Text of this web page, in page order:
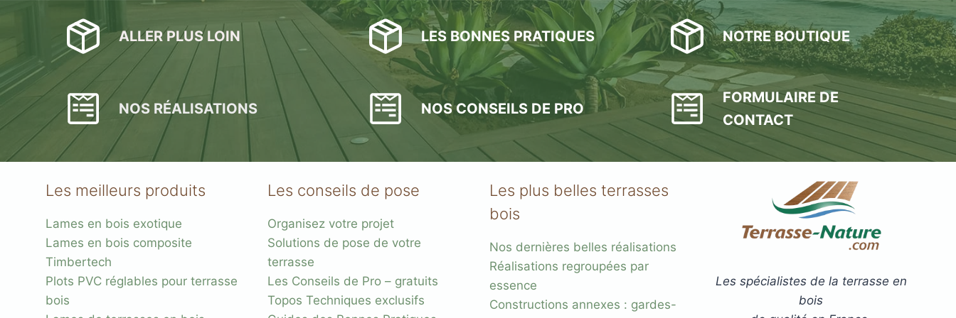
Plots réglables
incombustibles en acier
ALLER PLUS LOIN
NOS RÉALISATIONS
LES BONNES PRATIQUES
NOS CONSEILS DE PRO
NOTRE BOUTIQUE
FORMULAIRE DE
CONTACT
Les meilleurs produits
Lames en bois exotique
Lames en bois composite
Timbertech
Plots PVC réglables pour terrasse
bois
Les conseils de pose
Organisez votre projet
Solutions de pose de votre
terrasse
Les Conseils de Pro – gratuits
Topos Techniques exclusifs
Les plus belles terrasses
bois
Nos dernières belles réalisations
Réalisations regroupées par
essence
Constructions annexes : gardes-
Les spécialistes de la terrasse en
bois